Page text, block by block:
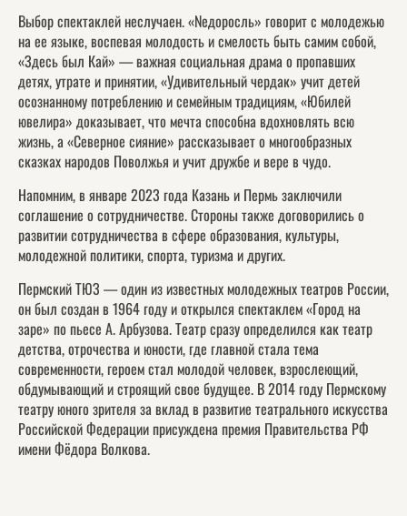
Выбор спектаклей неслучаен. «Nедоросль» говорит с молодежью
на ее языке, воспевая молодость и смелость быть самим собой,
«Здесь был Кай» — важная социальная драма о пропавших
детях, утрате и принятии, «Удивительный чердак» учит детей
осознанному потреблению и семейным традициям, «Юбилей
ювелира» доказывает, что мечта способна вдохновлять всю
жизнь, а «Северное сияние» рассказывает о многообразных
сказках народов Поволжья и учит дружбе и вере в чудо.
Напомним, в январе 2023 года Казань и Пермь заключили
соглашение о сотрудничестве. Стороны также договорились о
развитии сотрудничества в сфере образования, культуры,
молодежной политики, спорта, туризма и других.
Пермский ТЮЗ — один из известных молодежных театров России,
он был создан в 1964 году и открылся спектаклем «Город на
заре» по пьесе А. Арбузова. Театр сразу определился как театр
детства, отрочества и юности, где главной стала тема
современности, героем стал молодой человек, взрослеющий,
обдумывающий и строящий свое будущее. В 2014 году Пермскому
театру юного зрителя за вклад в развитие театрального искусства
Российской Федерации присуждена премия Правительства РФ
имени Фёдора Волкова.